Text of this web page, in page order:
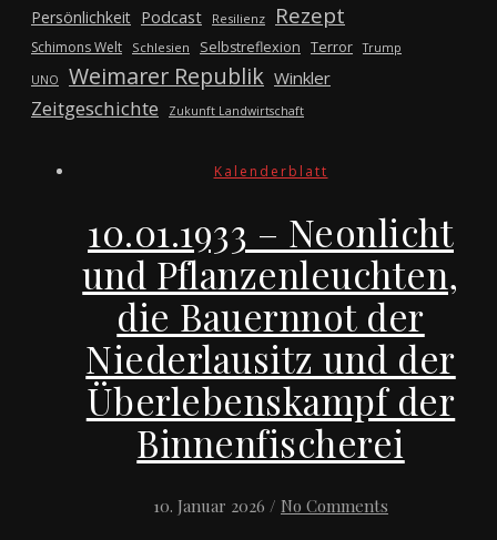
Persönlichkeit Podcast Resilienz Rezept
Schimons Welt Schlesien Selbstreflexion Terror Trump
UNO Weimarer Republik Winkler
Zeitgeschichte Zukunft Landwirtschaft
Kalenderblatt
10.01.1933 – Neonlicht
und Pflanzenleuchten,
die Bauernnot der
Niederlausitz und der
Überlebenskampf der
Binnenfischerei
10. Januar 2026 / No Comments